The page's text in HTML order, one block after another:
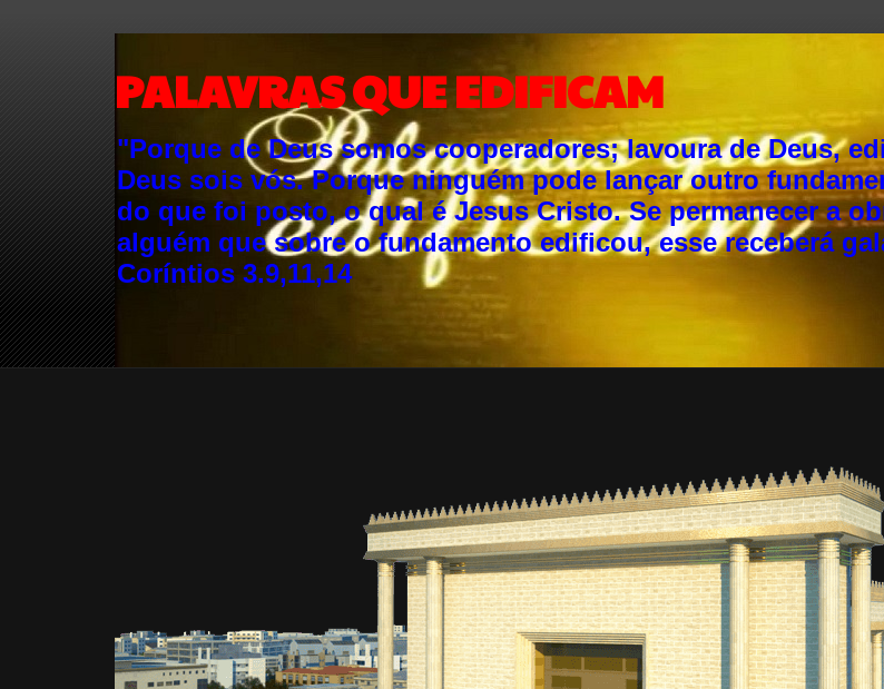
PALAVRAS QUE EDIFICAM
"Porque de Deus somos cooperadores; lavoura de Deus,
Deus sois vós. Porque ninguém pode lançar outro
do que foi posto, o qual é Jesus Cristo. Se permanecer a
alguém que sobre o fundamento edificou, esse receberá
Coríntios 3.9,11,14